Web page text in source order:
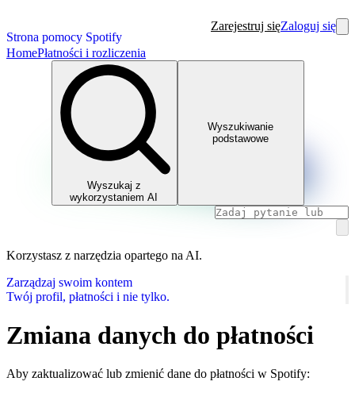
Strona pomocy Spotify
Zarejestruj sięZaloguj się
HomePłatności i rozliczenia
Wyszukaj z
wykorzystaniem AI
Wyszukiwanie
podstawowe
Korzystasz z narzędzia opartego na AI.
Zarządzaj swoim kontem
Twój profil, płatności i nie tylko.
Zmiana danych do płatności
Aby zaktualizować lub zmienić dane do płatności w Spotify: